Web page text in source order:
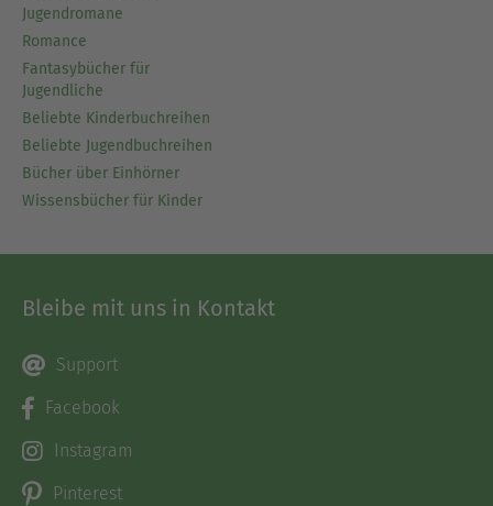
Jugendromane
Romance
Fantasybücher für
Jugendliche
Beliebte Kinderbuchreihen
Beliebte Jugendbuchreihen
Bücher über Einhörner
Wissensbücher für Kinder
Bleibe mit uns in Kontakt
Support
Facebook
Instagram
Pinterest